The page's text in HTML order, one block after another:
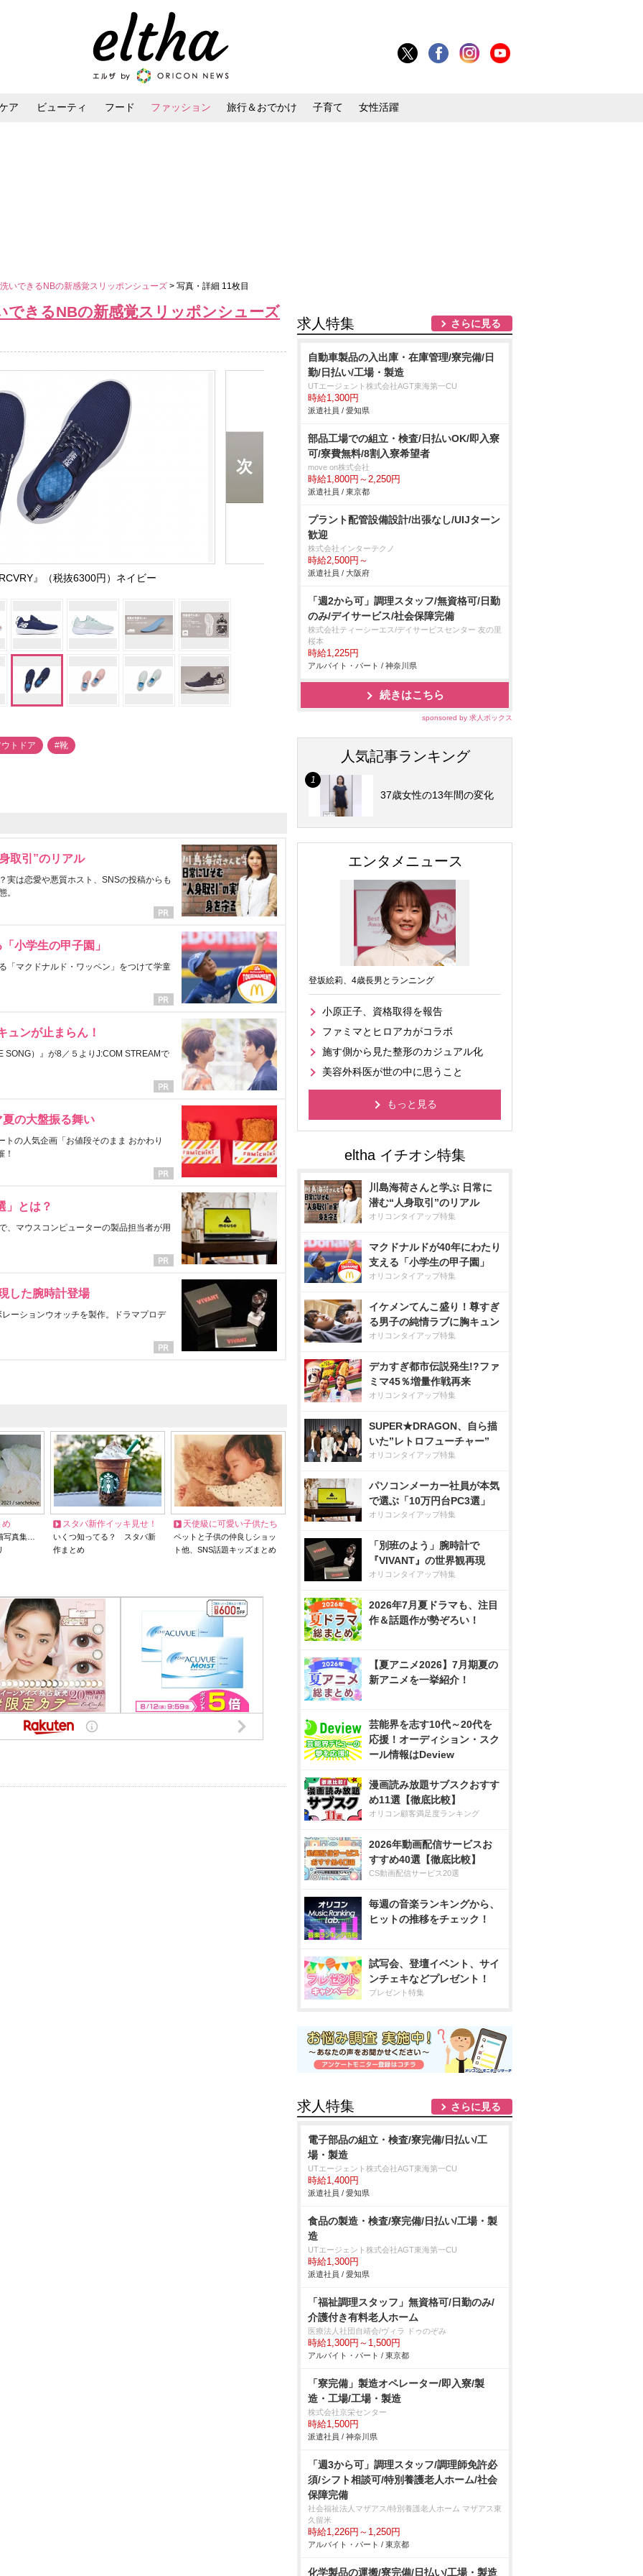
ア ビューティ フード ファッション 旅行＆おでかけ 子育て 女性活躍
いできるNBの新感覚スリッポンシューズ > 写真・詳細 11枚目
できるNBの新感覚スリッポンシューズ
』（税抜6300円）ネイビー
トドア #靴
取引”のリアル
実は恋愛や悪質ホスト、SNSの投稿からも
。
小学生の甲子園」
「マクドナルド・ワッペン」をつけて学童
ュンが止まらん！
SONG）』が8／５よりJ:COM STREAMで
の大盤振る舞い
の人気企画「お値段そのまま おかわり
！
」とは？
、マウスコンピューターの製品担当者が用
した腕時計登場
ーションウオッチを製作。ドラマプロデ
め
写真集…
スタバ新作イッキ見せ！
いくつ知ってる？ スタバ新
作まとめ
天使級に可愛い子供たち
ペットと子供の仲良しショッ
ト他、SNS話題キッズまとめ
求人特集 さらに見る
自動車製品の入出庫・在庫管理/寮完備/日
勤/日払い/工場・製造
UTエージェント株式会社AGT東海第一CU
時給1,300円
派遣社員 / 愛知県
部品工場での組立・検査/日払いOK/即入寮
可/寮費無料/8割入寮希望者
move on株式会社
時給1,800円～2,250円
派遣社員 / 東京都
プラント配管設備設計/出張なし/UIJターン
歓迎
株式会社インターテクノ
時給2,500円～
派遣社員 / 大阪府
「週2から可」調理スタッフ/無資格可/日勤
のみ/デイサービス/社会保障完備
株式会社ティーシーエス/デイサービスセンター 友の里
桜本
時給1,225円
アルバイト・パート / 神奈川県
続きはこちら
sponsored by 求人ボックス
人気記事ランキング
37歳女性の13年間の変化
エンタメニュース
登坂絵莉、4歳長男とランニング
小原正子、資格取得を報告
ファミマとヒロアカがコラボ
施す側から見た整形のカジュアル化
美容外科医が世の中に思うこと
もっと見る
川島海荷さんと学ぶ 日常に
潜む“人身取引”のリアル
オリコンタイアップ特集
マクドナルドが40年にわたり
支える「小学生の甲子園」
オリコンタイアップ特集
イケメンてんこ盛り！尊すぎ
る男子の純情ラブに胸キュン
オリコンタイアップ特集
デカすぎ都市伝説発生!?ファ
ミマ45％増量作戦再来
オリコンタイアップ特集
SUPER★DRAGON、自ら描
いた”レトロフューチャー”
オリコンタイアップ特集
パソコンメーカー社員が本気
で選ぶ「10万円台PC3選」
オリコンタイアップ特集
「別班のよう」腕時計で
『VIVANT』の世界観再現
オリコンタイアップ特集
2026年7月夏ドラマも、注目
作＆話題作が勢ぞろい！
【夏アニメ2026】7月期夏の
新アニメを一挙紹介！
芸能界を志す10代～20代を
応援！オーディション・スク
ール情報はDeview
漫画読み放題サブスクおすす
め11選【徹底比較】
オリコン顧客満足度ランキング
2026年動画配信サービスお
すすめ40選【徹底比較】
CS動画配信サービス20選
毎週の音楽ランキングから、
ヒットの推移をチェック！
試写会、登壇イベント、サイ
ンチェキなどプレゼント！
プレゼント特集
求人特集 さらに見る
電子部品の組立・検査/寮完備/日払い/工
場・製造
UTエージェント株式会社AGT東海第一CU
時給1,400円
派遣社員 / 愛知県
食品の製造・検査/寮完備/日払い/工場・製
造
UTエージェント株式会社AGT東海第一CU
時給1,300円
派遣社員 / 愛知県
「福祉調理スタッフ」無資格可/日勤のみ/
介護付き有料老人ホーム
医療法人社団自靖会/ヴィラ ドゥのぞみ
時給1,300円～1,500円
アルバイト・パート / 東京都
「寮完備」製造オペレーター/即入寮/製
造・工場/工場・製造
株式会社京栄センター
時給1,500円
派遣社員 / 神奈川県
「週3から可」調理スタッフ/調理師免許必
須/シフト相談可/特別養護老人ホーム/社会
保障完備
社会福祉法人マザアス/特別養護老人ホーム マザアス東
久留米
時給1,226円～1,250円
アルバイト・パート / 東京都
化学製品の運搬/寮完備/日払い/工場・製造